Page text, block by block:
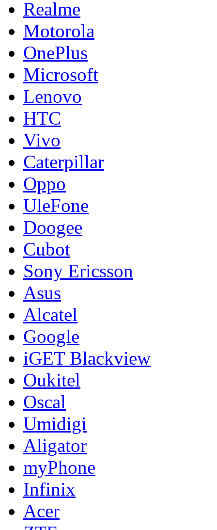
Realme
Motorola
OnePlus
Microsoft
Lenovo
HTC
Vivo
Caterpillar
Oppo
UleFone
Doogee
Cubot
Sony Ericsson
Asus
Alcatel
Google
iGET Blackview
Oukitel
Oscal
Umidigi
Aligator
myPhone
Infinix
Acer